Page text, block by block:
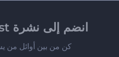
انضم إلى نشرة Renderforest الإخبارية
كن من بين أوائل من